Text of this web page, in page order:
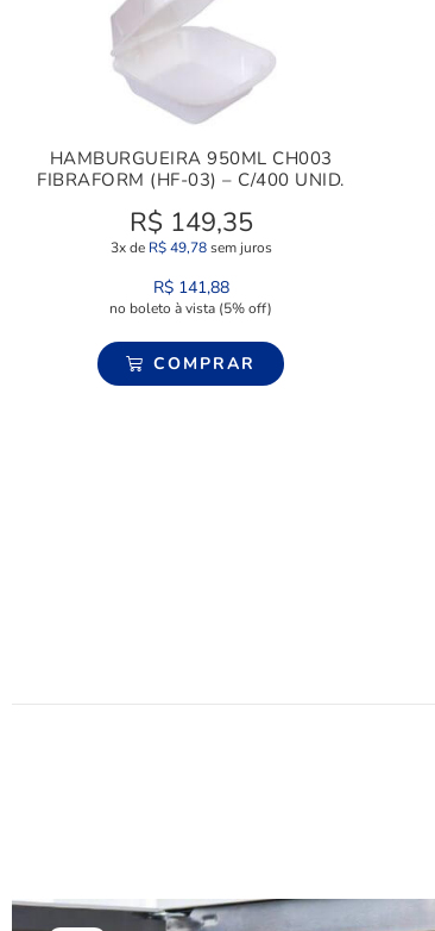
HAMBURGUEIRA 950ML CH003
FIBRAFORM (HF-03) – C/400 UNID.
R$ 149,35
3x de R$49,78sem juros
R$141,88
no boleto à vista (5% off)
COMPRAR